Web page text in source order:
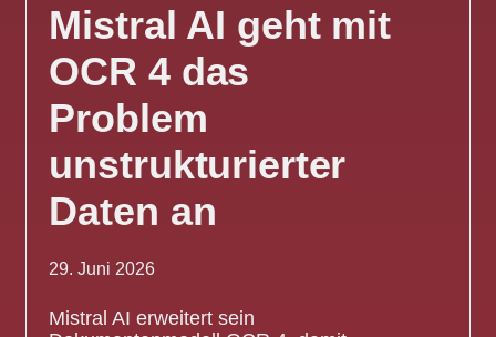
Mistral AI geht mit
OCR 4 das
Problem
unstrukturierter
Daten an
29. Juni 2026
Mistral AI erweitert sein